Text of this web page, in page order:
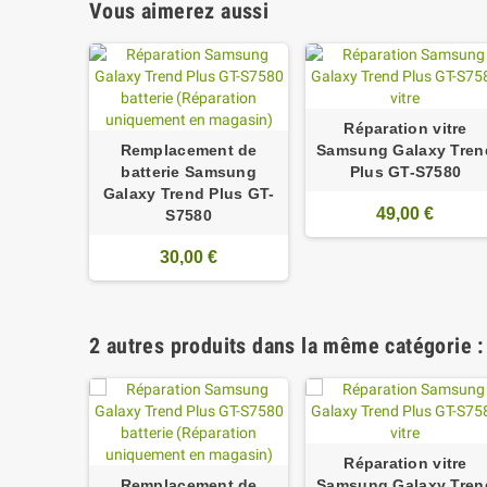
Vous aimerez aussi
Remplacement de
batterie Samsung
Galaxy Trend Plus GT-
S7580
30,00 €
Réparation vitre
Samsung Galaxy
Plus GT-S7580
49,00 €
2 autres produits dans la même catégorie :
Réparation vitre